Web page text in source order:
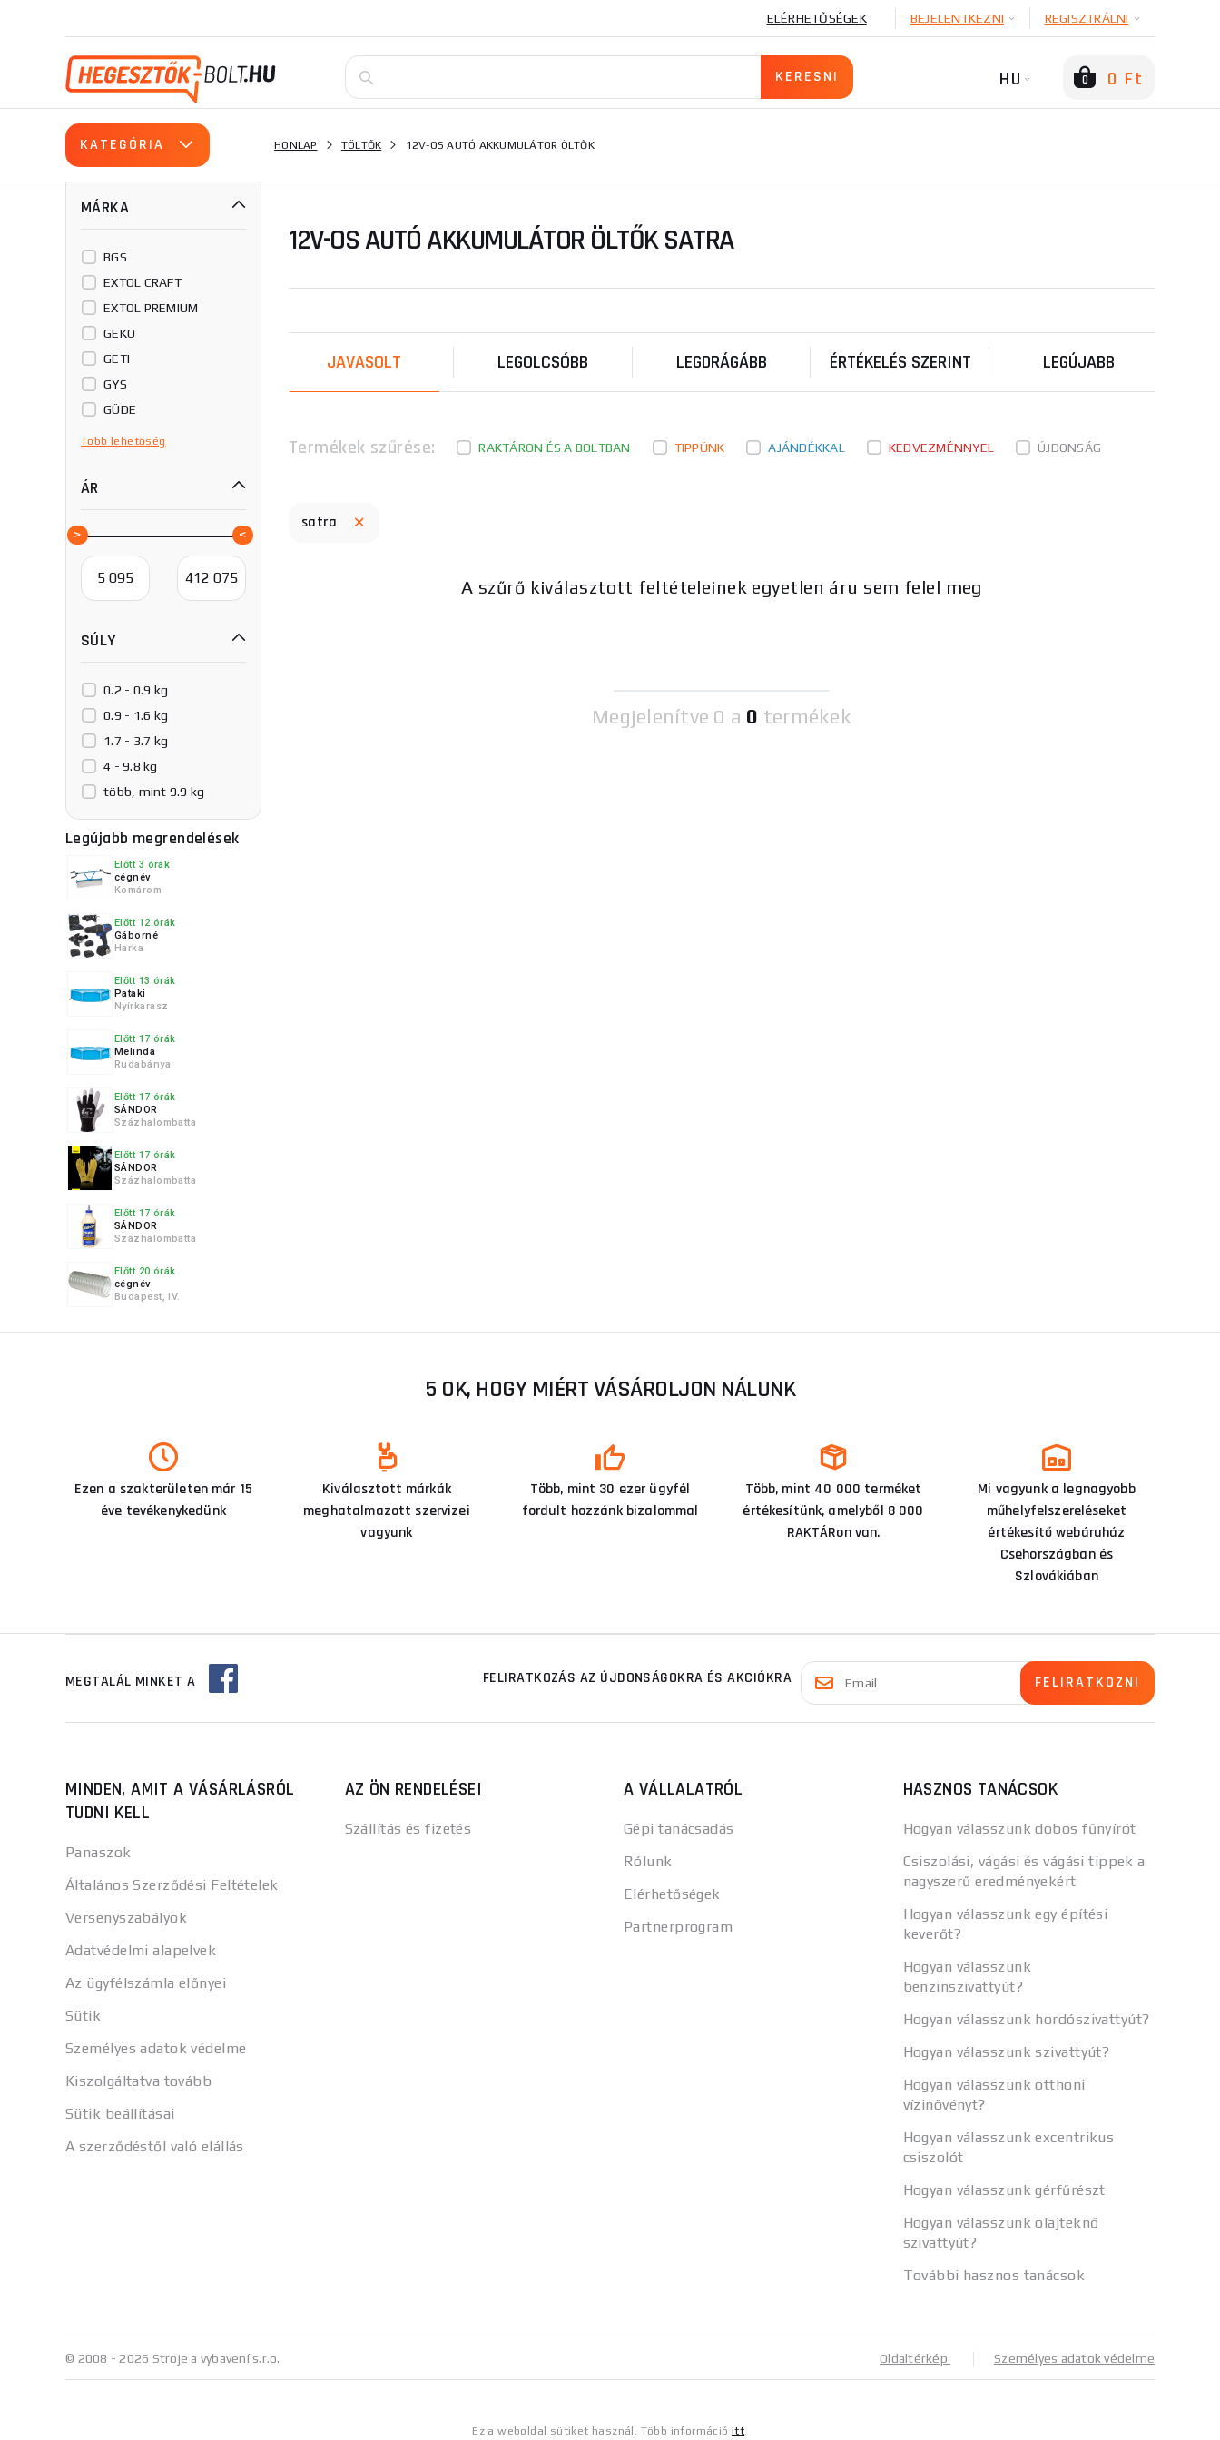
ELÉRHETŐSÉGEK BEJELENTKEZNI REGISZTRÁLNI
HU 0 0 Ft
KATEGÓRIA HONLAP TÖLTŐK 12V-OS AUTÓ AKKUMULÁTOR ÖLTŐK
MÁRKA
BGS
EXTOL CRAFT
EXTOL PREMIUM
GEKO
GETI
GYS
GÜDE
Könner & Söhnen
Több lehetőség
ÁR
SÚLY
0.2 - 0.9 kg
0.9 - 1.6 kg
1.7 - 3.7 kg
4 - 9.8 kg
több, mint 9.9 kg
Legújabb megrendelések
Előtt 3 órák
cégnév
Komárom
Előtt 12 órák
Gáborné
Harka
Előtt 13 órák
Pataki
Nyírkarasz
Előtt 17 órák
Melinda
Rudabánya
Előtt 17 órák
SÁNDOR
Százhalombatta
Előtt 17 órák
SÁNDOR
Százhalombatta
Előtt 17 órák
SÁNDOR
Százhalombatta
Előtt 20 órák
cégnév
Budapest, IV.
12V-OS AUTÓ AKKUMULÁTOR ÖLTŐK SATRA
JAVASOLT LEGOLCSÓBB LEGDRÁGÁBB ÉRTÉKELÉS SZERINT LEGÚJABB
Termékek szűrése: RAKTÁRON ÉS A BOLTBAN TIPPÜNK AJÁNDÉKKAL KEDVEZMÉNNYEL ÚJDONSÁG
satra
A szűrő kiválasztott feltételeinek egyetlen áru sem felel meg
Megjelenítve 0 a 0 termékek
5 OK, HOGY MIÉRT VÁSÁROLJON NÁLUNK
Ezen a szakterületen már 15
éve tevékenykedünk
Kiválasztott márkák
meghatalmazott szervizei
vagyunk
Több, mint 30 ezer ügyfél
fordult hozzánk bizalommal
Több, mint 40 000 terméket
értékesítünk, amelyből 8 000
RAKTÁRon van.
Mi vagyunk a legnagyobb
műhelyfelszereléseket
értékesítő webáruház
Csehországban és
Szlovákiában
MEGTALÁL MINKET A FELIRATKOZÁS AZ ÚJDONSÁGOKRA ÉS AKCIÓKRA
MINDEN, AMIT A VÁSÁRLÁSRÓL
TUDNI KELL
Panaszok
Általános Szerződési Feltételek
Versenyszabályok
Adatvédelmi alapelvek
Az ügyfélszámla előnyei
Sütik
Személyes adatok védelme
Kiszolgáltatva tovább
Sütik beállításai
A szerződéstől való elállás
AZ ÖN RENDELÉSEI
Szállítás és fizetés
A VÁLLALATRÓL
Gépi tanácsadás
Rólunk
Elérhetőségek
Partnerprogram
HASZNOS TANÁCSOK
Hogyan válasszunk dobos fűnyírót
Csiszolási, vágási és vágási tippek a
nagyszerű eredményekért
Hogyan válasszunk egy építési
keverőt?
Hogyan válasszunk
benzinszivattyút?
Hogyan válasszunk hordószivattyút?
Hogyan válasszunk szivattyút?
Hogyan válasszunk otthoni
vízinövényt?
Hogyan válasszunk excentrikus
csiszolót
Hogyan válasszunk gérfűrészt
Hogyan válasszunk olajteknő
szivattyút?
További hasznos tanácsok
© 2008 - 2026 Stroje a vybavení s.r.o. Oldaltérkép Személyes adatok védelme
Ez a weboldal sütiket használ. Több információitt.